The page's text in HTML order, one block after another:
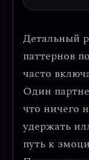
Детальный
паттернов
часто
Один
что ничего
удержать
путь к